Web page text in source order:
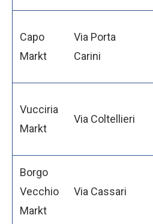
Capo
Markt
Via Porta
Carini
Vucciria
Markt
Via Coltellieri
Borgo
Vecchio
Markt
Via Cassari